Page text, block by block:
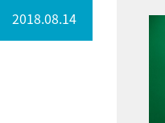
2018.08.14